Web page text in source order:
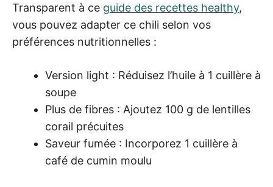
Transparent à ce guide des recettes healthy,
vous pouvez adapter ce chili selon vos
préférences nutritionnelles :
Version light : Réduisez l’huile à 1 cuillère à
soupe
Plus de fibres : Ajoutez 100 g de lentilles
corail précuites
Saveur fumée : Incorporez 1 cuillère à
café de cumin moulu